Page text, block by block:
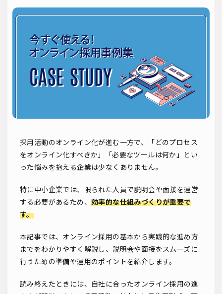
採用活動のオンライン化が進む一方で、「どのプロセス
をオンライン化すべきか」「必要なツールは何か」とい
った悩みを抱える企業は少なくありません。
特に中小企業では、限られた人員で説明会や面接を運営
する必要があるため、 効率的な仕組みづくりが重要で
す。
本記事では、オンライン採用の基本から実践的な進め方
までをわかりやすく解説し、説明会や面接をスムーズに
行うための準備や運用のポイントを紹介します。
読み終えたときには、自社に合ったオンライン採用の進